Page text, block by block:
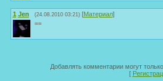
1 Jen (24.08.2010 03:21)[Материал]
==
Добавлять комментарии могут
[